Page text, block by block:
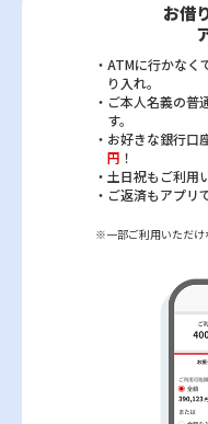
お借
・ATMに行かな
り入れ。
・ご本人名義の普
す。
・お好きな銀行口
円 ！
・土日祝もご利用
・ご返済もアプリ
一部ご利用いただけ